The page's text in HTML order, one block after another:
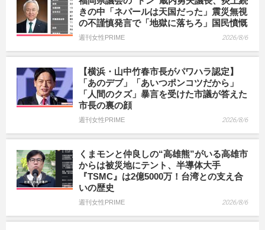
きの中「ネパールは天国だった」震災無視
の不謹慎発言で「地獄に落ちろ」国民憤慨
週刊女性PRIME 2026/8/6
【横浜・山中竹春市長がパワハラ認定】
「あのデブ」「あいつポンコツだから」
「人間のクズ」暴言を受けた市議が答えた
市長の裏の顔
週刊女性PRIME 2026/8/6
くまモンと仲良しの“高雄熊”がいる高雄市
からは被災地にテント、半導体大手
『TSMC』は2億5000万！台湾との支え合
いの歴史
週刊女性PRIME 2026/8/6